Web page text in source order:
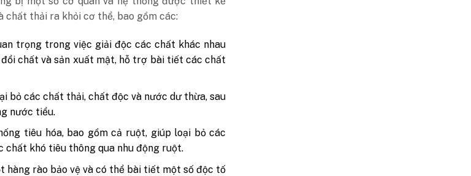
chất thải ra khỏi cơ thể, bao gồm các:
trọng trong việc giải độc các chất khác nhau
chất và sản xuất mật, hỗ trợ bài tiết các chất
bỏ các chất thải, chất độc và nước dư thừa, sau
nước tiểu.
tiêu hóa, bao gồm cả ruột, giúp loại bỏ các
chất khó tiêu thông qua nhu động ruột.
hàng rào bảo vệ và có thể bài tiết một số độc tố